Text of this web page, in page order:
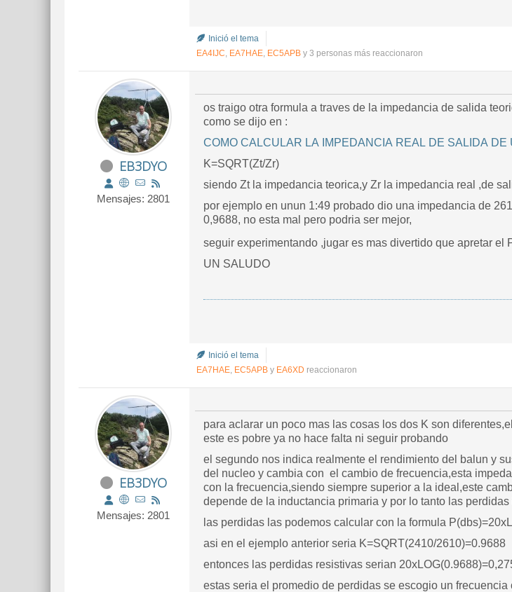
Inició el tema
EA4IJC, EA7HAE, EC5APB y 3 personas más reaccionaron
EB3DYO
Mensajes: 2801
os traigo otra formula a traves de la impedancia de salida
como se dijo en :
COMO CALCULAR LA IMPEDANCIA REAL DE SALIDA
K=SQRT(Zt/Zr)
siendo Zt la impedancia teorica,y Zr la impedancia real ,de
por ejemplo en unun 1:49 probado dio una impedancia de
0,9688, no esta mal pero podria ser mejor,
seguir experimentando ,jugar es mas divertido que apretar el
UN SALUDO
Inició el tema
EA7HAE, EC5APB y EA6XD reaccionaron
EB3DYO
Mensajes: 2801
para aclarar un poco mas las cosas los dos K son
este es pobre ya no hace falta ni seguir probando
el segundo nos indica realmente el rendimiento del balun y
del nucleo y cambia con el cambio de frecuencia,esta
con la frecuencia,siendo siempre superior a la ideal,este
depende de la inductancia primaria y por lo tanto las
las perdidas las podemos calcular con la formula
asi en el ejemplo anterior seria K=SQRT(2410/2610)=0.9688
entonces las perdidas resistivas serian
estas seria el promedio de perdidas se escogio un frecuencia